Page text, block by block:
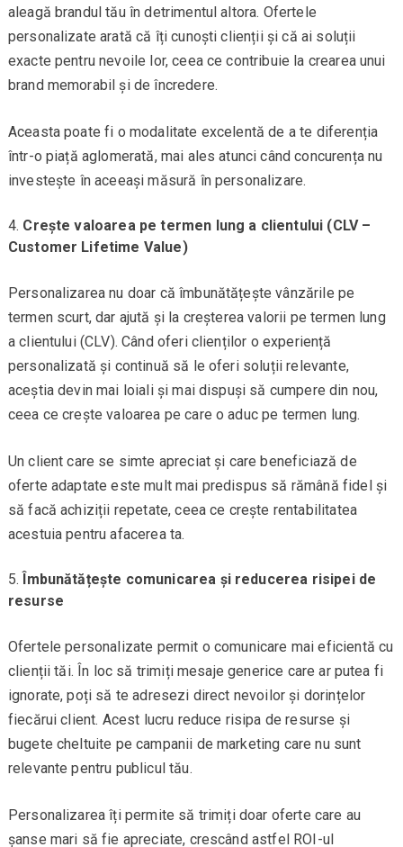
aleagă brandul tău în detrimentul altora. Ofertele
personalizate arată că îți cunoști clienții și că ai soluții
exacte pentru nevoile lor, ceea ce contribuie la crearea unui
brand memorabil și de încredere.
Aceasta poate fi o modalitate excelentă de a te diferenția
într-o piață aglomerată, mai ales atunci când concurența nu
investește în aceeași măsură în personalizare.
Crește valoarea pe termen lung a clientului (CLV –
Customer Lifetime Value)
Personalizarea nu doar că îmbunătățește vânzările pe
termen scurt, dar ajută și la creșterea valorii pe termen lung
a clientului (CLV). Când oferi clienților o experiență
personalizată și continuă să le oferi soluții relevante,
aceștia devin mai loiali și mai dispuși să cumpere din nou,
ceea ce crește valoarea pe care o aduc pe termen lung.
Un client care se simte apreciat și care beneficiază de
oferte adaptate este mult mai predispus să rămână fidel și
să facă achiziții repetate, ceea ce crește rentabilitatea
acestuia pentru afacerea ta.
Îmbunătățește comunicarea și reducerea risipei de
resurse
Ofertele personalizate permit o comunicare mai eficientă cu
clienții tăi. În loc să trimiți mesaje generice care ar putea fi
ignorate, poți să te adresezi direct nevoilor și dorințelor
fiecărui client. Acest lucru reduce risipa de resurse și
bugete cheltuite pe campanii de marketing care nu sunt
relevante pentru publicul tău.
Personalizarea îți permite să trimiți doar oferte care au
șanse mari să fie apreciate, crescând astfel ROI-ul